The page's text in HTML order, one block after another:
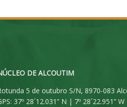
DE ALCOUTIM
5 de outubro S/N, 8970-083
37º 28´12.031” N | 7º 28´22.951” W